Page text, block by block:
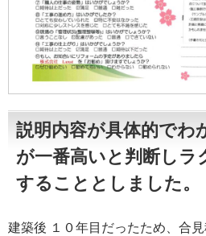
説明内容が具体的でわ
が一番高いと判断しラ
することとしました。
建築後 １０年目だったため、合見